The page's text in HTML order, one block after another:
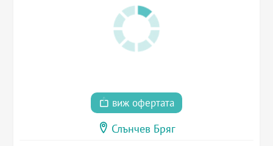
виж офертата
Слънчев Бряг